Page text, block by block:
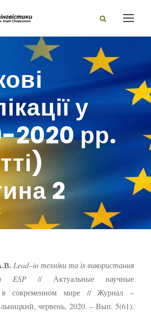
у
2020 рр.
2
Lead–inтехніки та їх використання
ESP// Актуальные научные
в современном мире // Журнал –
червень, 2020. – Вып. 5(61).